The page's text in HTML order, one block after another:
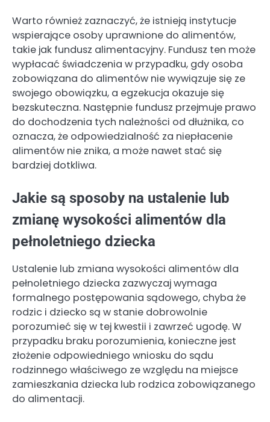
Warto również zaznaczyć, że istnieją instytucje
wspierające osoby uprawnione do alimentów,
takie jak fundusz alimentacyjny. Fundusz ten może
wypłacać świadczenia w przypadku, gdy osoba
zobowiązana do alimentów nie wywiązuje się ze
swojego obowiązku, a egzekucja okazuje się
bezskuteczna. Następnie fundusz przejmuje prawo
do dochodzenia tych należności od dłużnika, co
oznacza, że odpowiedzialność za niepłacenie
alimentów nie znika, a może nawet stać się
bardziej dotkliwa.
Jakie są sposoby na ustalenie lub
zmianę wysokości alimentów dla
pełnoletniego dziecka
Ustalenie lub zmiana wysokości alimentów dla
pełnoletniego dziecka zazwyczaj wymaga
formalnego postępowania sądowego, chyba że
rodzic i dziecko są w stanie dobrowolnie
porozumieć się w tej kwestii i zawrzeć ugodę. W
przypadku braku porozumienia, konieczne jest
złożenie odpowiedniego wniosku do sądu
rodzinnego właściwego ze względu na miejsce
zamieszkania dziecka lub rodzica zobowiązanego
do alimentacji.